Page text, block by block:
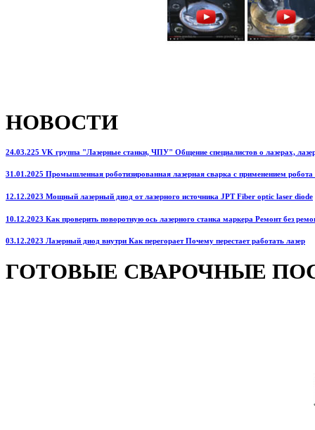
НОВОСТИ
24.03.225 VK группа "Лазерные станки, ЧПУ" Общение специалистов о лазерах,
31.01.2025 Промышленная роботизированная лазерная сварка с применением
12.12.2023 Мощный лазерный диод от лазерного источника JPT Fiber optic laser diode
10.12.2023 Как проверить поворотную ось лазерного станка маркера Ремонт без
03.12.2023 Лазерный диод внутри Как перегорает Почему перестает работать лазер
ГОТОВЫЕ СВАРОЧНЫЕ